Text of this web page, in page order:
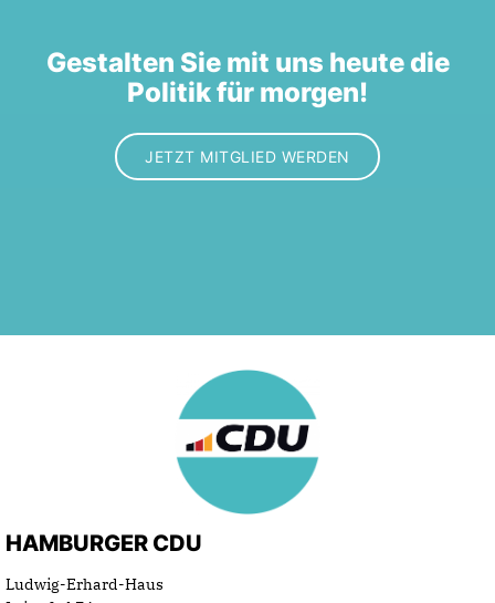
Gestalten Sie mit uns heute die
Politik für morgen!
JETZT MITGLIED WERDEN
HAMBURGER CDU
Ludwig-Erhard-Haus